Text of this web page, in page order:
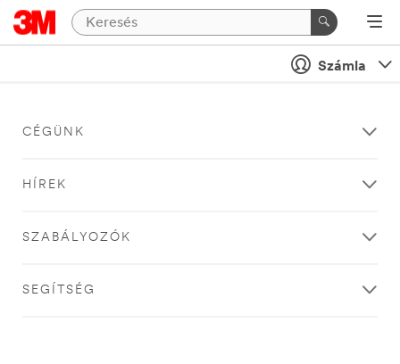
Számla
CÉGÜNK
HÍREK
SZABÁLYOZÓK
SEGÍTSÉG